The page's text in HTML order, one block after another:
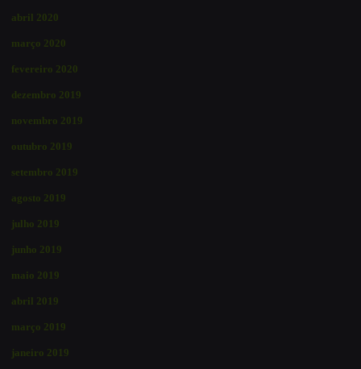
abril 2020
março 2020
fevereiro 2020
dezembro 2019
novembro 2019
outubro 2019
setembro 2019
agosto 2019
julho 2019
junho 2019
maio 2019
abril 2019
março 2019
janeiro 2019